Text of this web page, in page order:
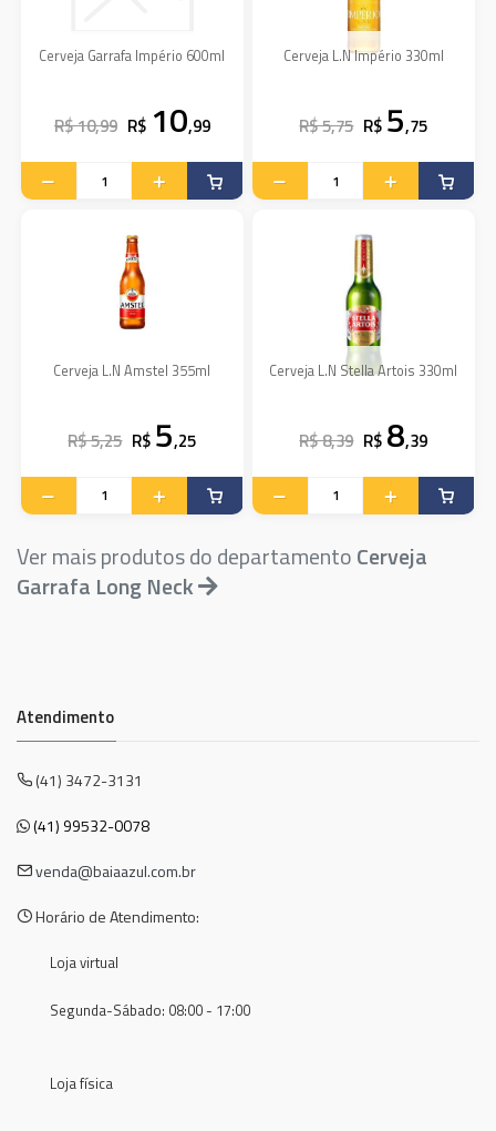
Cerveja Garrafa Império 600ml
R$ 10,99 R$ 10,99
Cerveja L.N Império 330ml
R$ 5,75 R$ 5,75
Cerveja L.N Amstel 355ml
R$ 5,25 R$ 5,25
Cerveja L.N Stella Artois 330ml
R$ 8,39 R$ 8,39
Ver mais produtos do departamentoCerveja
Garrafa Long Neck
Atendimento
(41) 3472-3131
(41) 99532-0078
venda@baiaazul.com.br
Horário de Atendimento:
Loja virtual
Segunda-Sábado: 08:00 - 17:00
Loja física